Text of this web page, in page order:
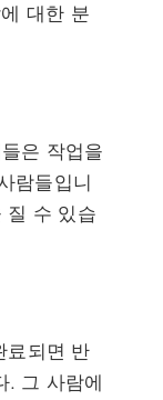
대한 분
은 작업을
람들입니
질 수 있습
료되면 반
. 그 사람에